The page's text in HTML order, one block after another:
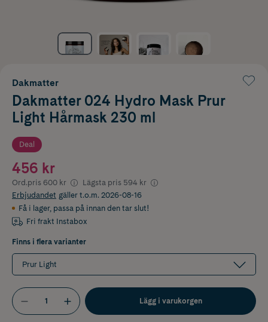
Dakmatter
Dakmatter 024 Hydro Mask Prur
Light Hårmask 230 ml
Deal
456 kr
Ord.pris 600 kr Lägsta pris 594 kr
Erbjudandet gäller t.o.m. 2026-08-16
Få i lager, passa på innan den tar slut!
Fri frakt Instabox
Finns i flera varianter
Prur Light
Lägg i varukorgen